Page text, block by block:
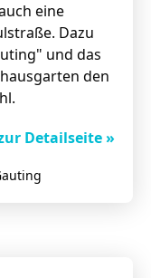
eine
Dazu
und das
den
Detailseite »